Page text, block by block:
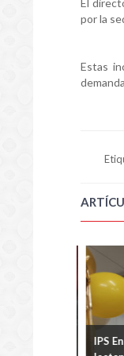
El
por la
Estas
IPS